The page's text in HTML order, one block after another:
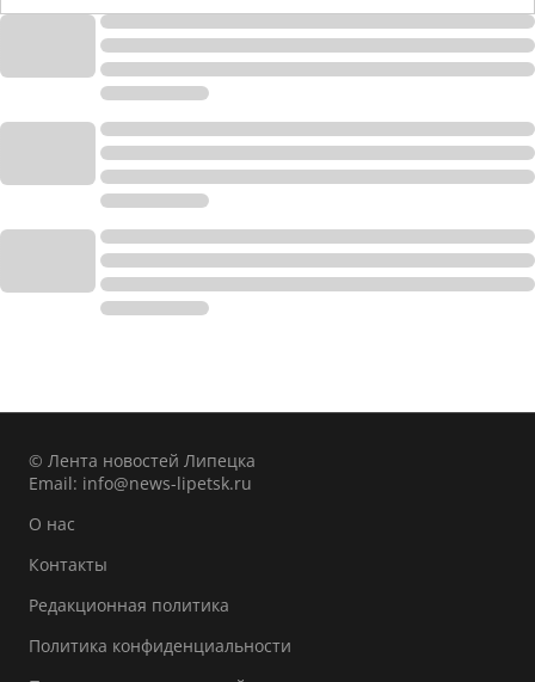
© Лента новостей Липецка
Email: info@news-lipetsk.ru
О нас
Контакты
Редакционная политика
Политика конфиденциальности